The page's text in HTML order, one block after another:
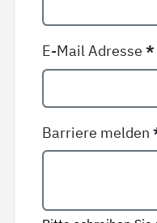
E-Mail Adresse*
Barriere melden